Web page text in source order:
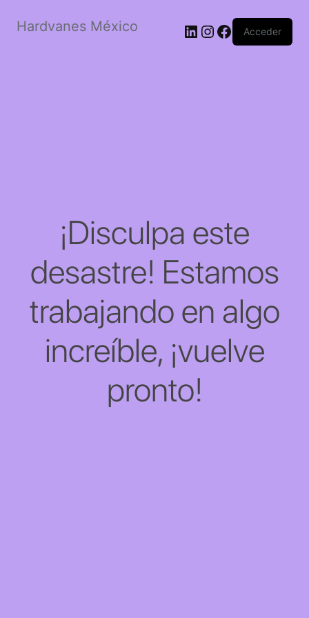
Hardvanes México LinkedIn
Instagram
Facebook
Acceder
¡Disculpa este
desastre! Estamos
trabajando en algo
increíble, ¡vuelve
pronto!